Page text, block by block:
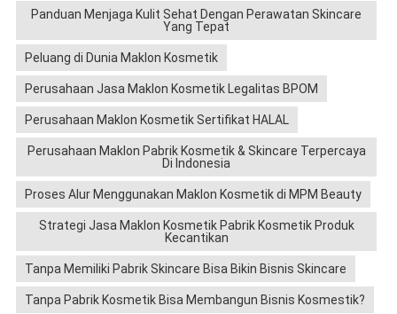
Panduan Menjaga Kulit Sehat Dengan Perawatan Skincare
Yang Tepat
Peluang di Dunia Maklon Kosmetik
Perusahaan Jasa Maklon Kosmetik Legalitas BPOM
Perusahaan Maklon Kosmetik Sertifikat HALAL
Perusahaan Maklon Pabrik Kosmetik & Skincare Terpercaya
Di Indonesia
Proses Alur Menggunakan Maklon Kosmetik di MPM Beauty
Strategi Jasa Maklon Kosmetik Pabrik Kosmetik Produk
Kecantikan
Tanpa Memiliki Pabrik Skincare Bisa Bikin Bisnis Skincare
Tanpa Pabrik Kosmetik Bisa Membangun Bisnis Kosmestik?